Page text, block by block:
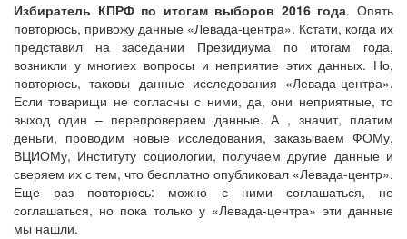
Избиратель КПРФ по итогам выборов 2016 года. Опять
повторюсь, привожу данные «Левада-центра». Кстати, когда их
представил на заседании Президиума по итогам года,
возникли у многиех вопросы и неприятие этих данных. Но,
повторюсь, таковы данные исследования «Левада-центра».
Если товарищи не согласны с ними, да, они неприятные, то
выход один – перепроверяем данные. А , значит, платим
деньги, проводим новые исследования, заказываем ФОМу,
ВЦИОМу, Институту социологии, получаем другие данные и
сверяем их с тем, что бесплатно опубликовал «Левада-центр».
Еще раз повторюсь: можно с ними соглашаться, не
соглашаться, но пока только у «Левада-центра» эти данные
мы нашли.